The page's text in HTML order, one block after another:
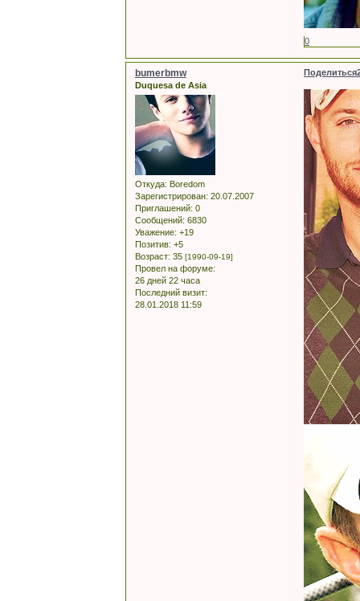
0
Поделиться
bumerbmw
Duquesa de Asia
Откуда: Boredom
Зарегистрирован: 20.07.2007
Приглашений: 0
Сообщений: 6830
Уважение: +19
Позитив: +5
Возраст: 35 [1990-09-19]
Провел на форуме:
26 дней 22 часа
Последний визит:
28.01.2018 11:59